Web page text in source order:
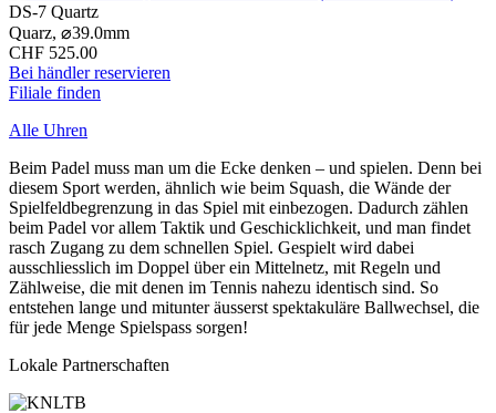
DS-7 Quartz
Quarz, ⌀39.0mm
CHF 525.00
Bei händler reservieren
Filiale finden
Alle Uhren
Beim Padel muss man um die Ecke denken – und spielen. Denn bei
diesem Sport werden, ähnlich wie beim Squash, die Wände der
Spielfeldbegrenzung in das Spiel mit einbezogen. Dadurch zählen
beim Padel vor allem Taktik und Geschicklichkeit, und man findet
rasch Zugang zu dem schnellen Spiel. Gespielt wird dabei
ausschliesslich im Doppel über ein Mittelnetz, mit Regeln und
Zählweise, die mit denen im Tennis nahezu identisch sind. So
entstehen lange und mitunter äusserst spektakuläre Ballwechsel, die
für jede Menge Spielspass sorgen!
Lokale Partnerschaften